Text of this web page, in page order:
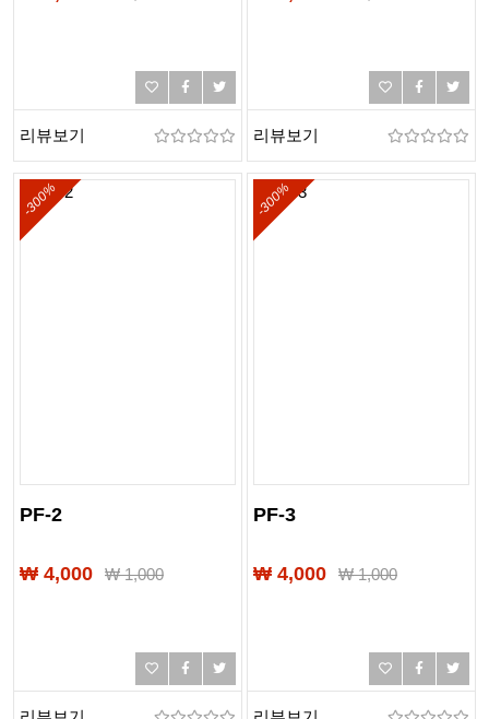
리뷰보기 리뷰보기
-300%
PF-2
₩ 4,000 ₩1,000
-300%
PF-3
₩ 4,000 ₩1,000